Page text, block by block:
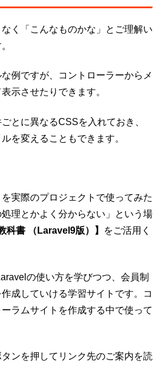
く「こんなものかな」とご理解い
な例ですが、コントローラーからメ
示させたりできます。
とに異なるCSSを入れておき、
を変えることもできます。
実際のプロジェクトで使ってみた
理とかよく分からない」という場
科書 （Laravel9版）】
をご活用く
の使い方を学びつつ、会員制
成していける学習サイトです。コ
ラムサイトを作成する中で使って
ンを押してリンク先のご案内を読